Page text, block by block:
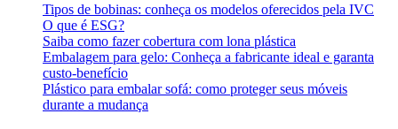
Tipos de bobinas: conheça os modelos oferecidos pela IVC
O que é ESG?
Saiba como fazer cobertura com lona plástica
Embalagem para gelo: Conheça a fabricante ideal e garanta
custo-benefício
Plástico para embalar sofá: como proteger seus móveis
durante a mudança